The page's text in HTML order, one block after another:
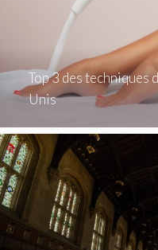
Top 3 des techniques
Unis